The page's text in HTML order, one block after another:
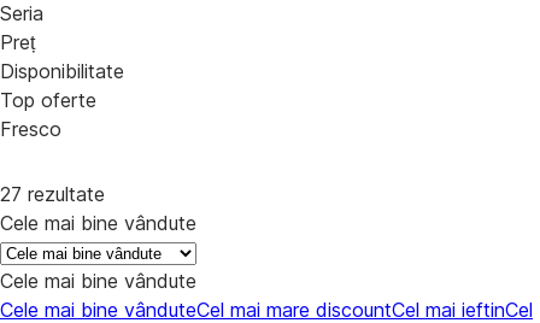
Seria
Preț
Disponibilitate
Top oferte
Fresco
27 rezultate
Cele mai bine vândute
Cele mai bine vândute
Cele mai bine vânduteCel mai mare discountCel mai ieftinCel